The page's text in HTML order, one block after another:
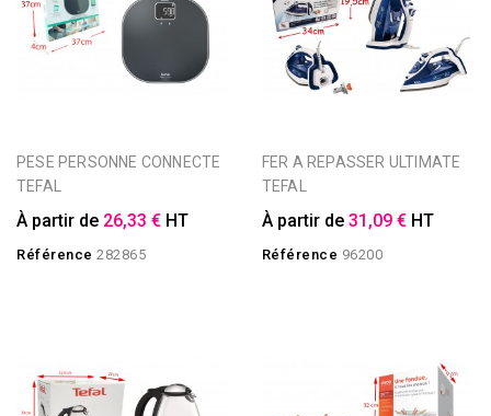
PESE PERSONNE CONNECTE
TEFAL
À partir de 26,33 € HT
Référence 282865
FER A REPASSER ULTIMATE
TEFAL
À partir de 31,09 € HT
Référence 96200